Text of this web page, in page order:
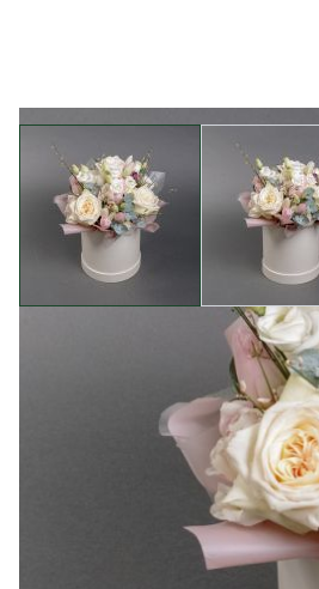
View larger image
Описание товара